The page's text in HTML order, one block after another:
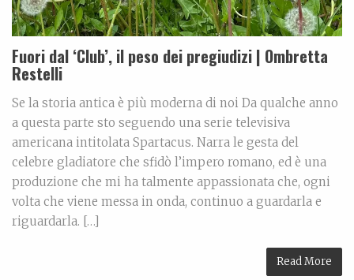
Fuori dal ‘Club’, il peso dei pregiudizi | Ombretta
Restelli
Se la storia antica è più moderna di noi Da qualche anno
a questa parte sto seguendo una serie televisiva
americana intitolata Spartacus. Narra le gesta del
celebre gladiatore che sfidò l’impero romano, ed è una
produzione che mi ha talmente appassionata che, ogni
volta che viene messa in onda, continuo a guardarla e
riguardarla. […]
Read More